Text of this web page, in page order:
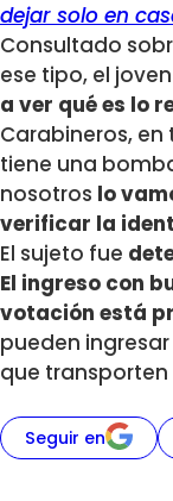
dejar solo en
Consultado
ese tipo, el
a ver qué es lo
Carabineros, en
tiene una
nosotros lo
verificar la
El sujeto fue
El ingreso con
votación está
pueden
que transporten
Seguir en